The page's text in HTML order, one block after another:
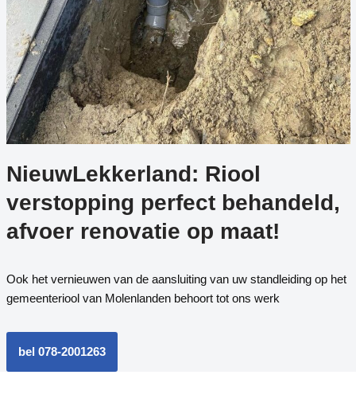
NieuwLekkerland: Riool
verstopping perfect behandeld,
afvoer renovatie op maat!
Ook het vernieuwen van de aansluiting van uw standleiding op het
gemeenteriool van Molenlanden behoort tot ons werk
bel 078-2001263